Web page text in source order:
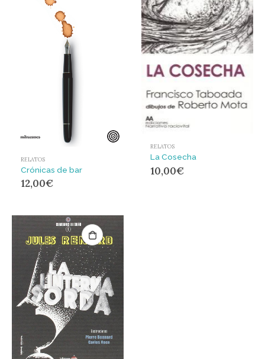
RELATOS
Crónicas de bar
12,00€
RELATOS
La Cosecha
10,00€